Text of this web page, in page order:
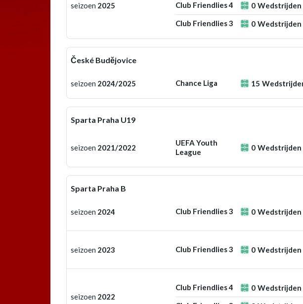
seizoen 2025 Club Friendlies 4 0 Wedstrijden
Club Friendlies 3 0 Wedstrijden
České Budějovice
seizoen 2024/2025 Chance Liga 15
Sparta Praha U19
seizoen 2021/2022
UEFA Youth
League
0 Wedstrijden
Sparta Praha B
seizoen 2024 Club Friendlies 3 0 Wedstrijden
seizoen 2023 Club Friendlies 3 0 Wedstrijden
seizoen 2022
Club Friendlies 4 0 Wedstrijden